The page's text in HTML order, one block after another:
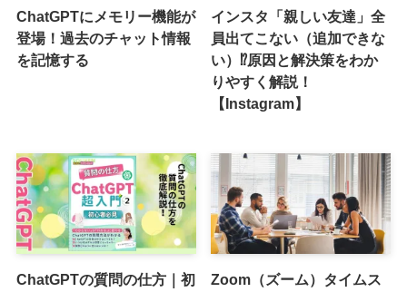
ChatGPTにメモリー機能が
登場！過去のチャット情報
を記憶する
インスタ「親しい友達」全
員出てこない（追加できな
い）⁉原因と解決策をわか
りやすく解説！
【Instagram】
ChatGPTの質問の仕方｜初
Zoom（ズーム）タイムス